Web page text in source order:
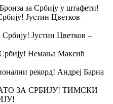
Бронза за Србију у штафети!
Јустин Цветков –
Јустин Цветков –
Немањa Максић
Андреј Барна
ТИМСКИ